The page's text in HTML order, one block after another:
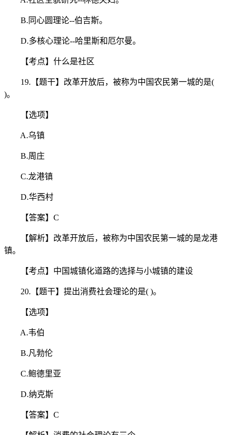
B.同心圆理论--伯吉斯。
D.多核心理论--哈里斯和厄尔曼。
【考点】什么是社区
19.【题干】改革开放后，被称为中国农民第一城的是(
)。
【选项】
A.乌镇
B.周庄
C.龙港镇
D.华西村
【答案】C
【解析】改革开放后，被称为中国农民第一城的是龙港
镇。
【考点】中国城镇化道路的选择与小城镇的建设
20.【题干】提出消费社会理论的是( )。
【选项】
A.韦伯
B.凡勃伦
C.鲍德里亚
D.纳克斯
【答案】C